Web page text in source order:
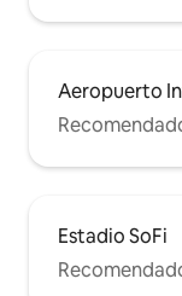
Aeropuerto
Estadio SoFi